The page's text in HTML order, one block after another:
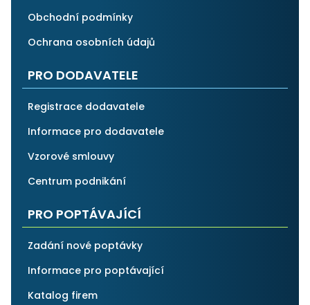
Obchodní podmínky
Ochrana osobních údajů
PRO DODAVATELE
Registrace dodavatele
Informace pro dodavatele
Vzorové smlouvy
Centrum podnikání
PRO POPTÁVAJÍCÍ
Zadání nové poptávky
Informace pro poptávající
Katalog firem